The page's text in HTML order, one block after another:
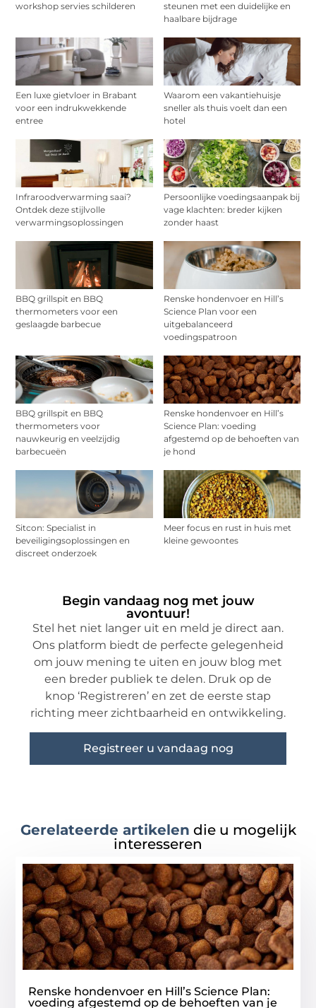
workshop servies schilderen
steunen met een duidelijke en
haalbare bijdrage
Een luxe gietvloer in Brabant
voor een indrukwekkende
entree
Waarom een vakantiehuisje
sneller als thuis voelt dan een
hotel
Infraroodverwarming saai?
Ontdek deze stijlvolle
verwarmingsoplossingen
Persoonlijke voedingsaanpak bij
vage klachten: breder kijken
zonder haast
BBQ grillspit en BBQ
thermometers voor een
geslaagde barbecue
Renske hondenvoer en Hill’s
Science Plan voor een
uitgebalanceerd
voedingspatroon
BBQ grillspit en BBQ
thermometers voor
nauwkeurig en veelzijdig
barbecueën
Renske hondenvoer en Hill’s
Science Plan: voeding
afgestemd op de behoeften van
je hond
Sitcon: Specialist in
beveiligingsoplossingen en
discreet onderzoek
Meer focus en rust in huis met
kleine gewoontes
Begin vandaag nog met jouw
avontuur!
Stel het niet langer uit en meld je direct aan.
Ons platform biedt de perfecte gelegenheid
om jouw mening te uiten en jouw blog met
een breder publiek te delen. Druk op de
knop ‘Registreren’ en zet de eerste stap
richting meer zichtbaarheid en ontwikkeling.
Registreer u vandaag nog
Gerelateerde artikelen die u mogelijk
interesseren
Renske hondenvoer en Hill’s Science Plan:
voeding afgestemd op de behoeften van je